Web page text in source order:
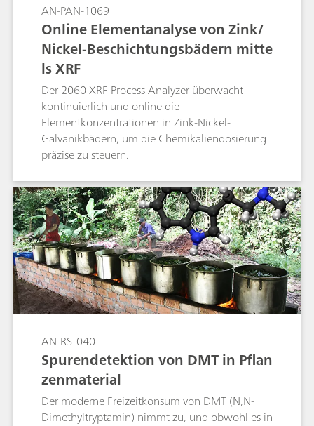
AN-PAN-1069
Online Elementanalyse von Zink/
Nickel-Beschichtungsbädern mitte
ls XRF
Der 2060 XRF Process Analyzer überwacht
kontinuierlich und online die
Elementkonzentrationen in Zink-Nickel-
Galvanikbädern, um die Chemikaliendosierung
präzise zu steuern.
AN-RS-040
Spurendetektion von DMT in Pflan
zenmaterial
Der moderne Freizeitkonsum von DMT (N,N-
Dimethyltryptamin) nimmt zu, und obwohl es in